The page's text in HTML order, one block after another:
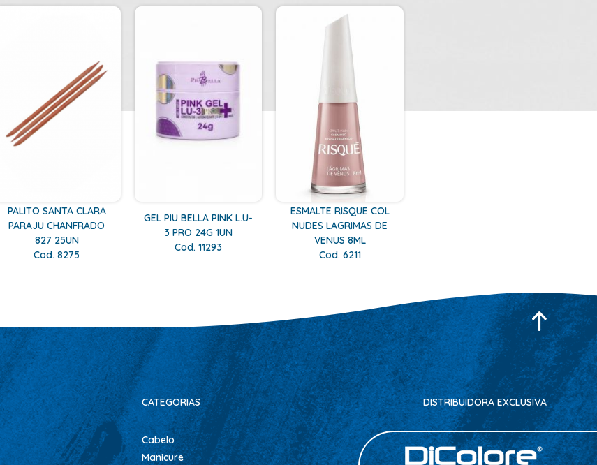
PALITO SANTA CLARA
PARAJU CHANFRADO
827 25UN
Cod. 8275
GEL PIU BELLA PINK L.U-
3 PRO 24G 1UN
Cod. 11293
ESMALTE RISQUE COL
NUDES LAGRIMAS DE
VENUS 8ML
Cod. 6211
CATEGORIAS
Cabelo
Manicure
DISTRIBUIDORA EXCLUSIVA